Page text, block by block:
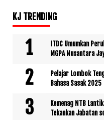
KJ TRENDING
ITDC Umumkan
MGPA Nusantara
Pelajar Lombok
Bahasa Sasak 2025
Kemenag NTB
Tekankan Jabatan